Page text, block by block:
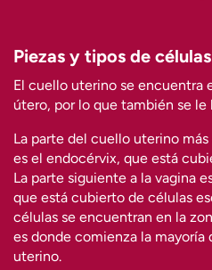
Piezas y tipos de células
El cuello uterino se encuentra
útero, por lo que también se
La parte del cuello uterino
es el endocérvix, que está
La parte siguiente a la vagina
que está cubierto de células
células se encuentran en la
es donde comienza la
uterino.